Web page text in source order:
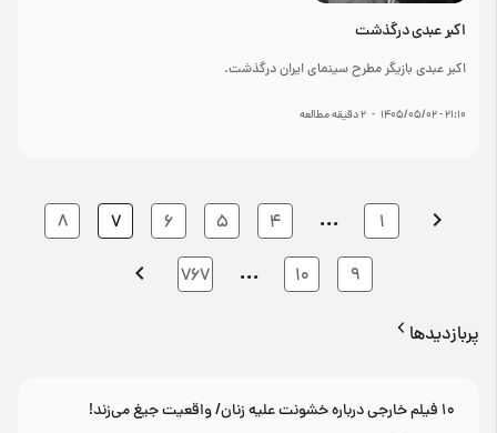
اکبر عبدی درگذشت
اکبر عبدی بازیگر مطرح سینمای ایران درگذشت.
۲۱:۱۰ - ۱۴۰۵/۰۵/۰۲ - ۲دقیقه مطالعه
۱ … ۴ ۵ ۶ ۷
۸
۹
۱۰ … ۷۶۷
پربازدیدها
۱۰ فیلم خارجی درباره خشونت علیه زنان/ واقعیت جیغ می‌زند!